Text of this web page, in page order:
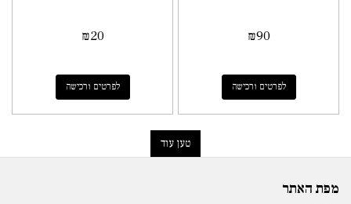
₪90
לפרטים ורכישה
₪20
לפרטים ורכישה
טען עוד
מפת האתר